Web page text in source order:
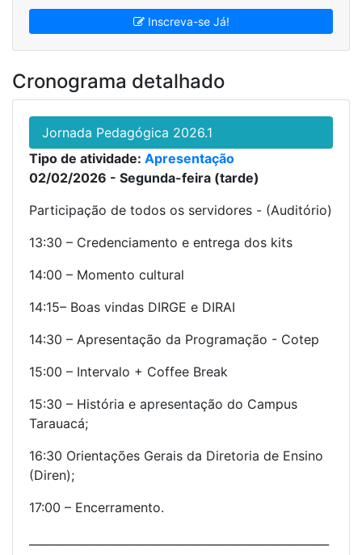
None -
cta.cotep@ifac.edu.br
Inscreva-se Já!
Cronograma detalhado
Jornada Pedagógica 2026.1
Tipo de atividade: Apresentação
02/02/2026 - Segunda-feira (tarde)
Participação de todos os servidores - (Auditório)
13:30 – Credenciamento e entrega dos kits
14:00 – Momento cultural
14:15– Boas vindas DIRGE e DIRAI
14:30 – Apresentação da Programação - Cotep
15:00 – Intervalo + Coffee Break
15:30 – História e apresentação do Campus
Tarauacá;
16:30 Orientações Gerais da Diretoria de Ensino
(Diren);
17:00 – Encerramento.